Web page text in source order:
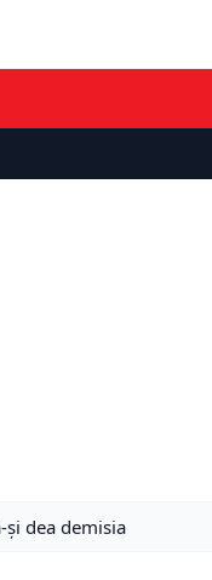
și dea demisia